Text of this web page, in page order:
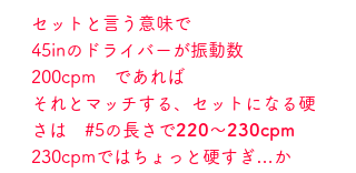
セットと言う意味で
45inのドライバーが振動数
200cpm　であれば
それとマッチする、セットになる硬
さは #5の長さで220～230cpm
230cpmではちょっと硬すぎ…か